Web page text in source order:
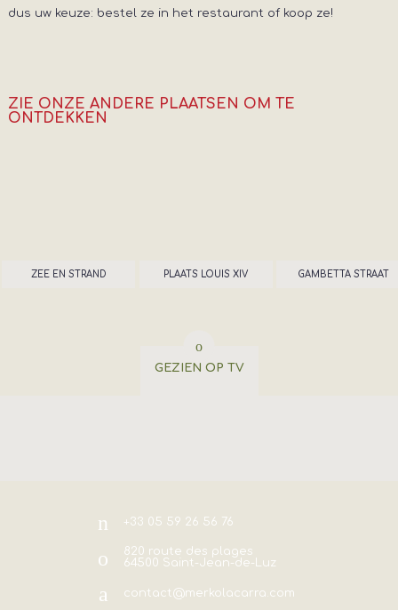
dus uw keuze: bestel ze in het restaurant of koop ze!
ZIE ONZE ANDERE PLAATSEN OM TE
ONTDEKKEN
ZEE EN STRAND PLAATS LOUIS XIV GAMBETTA STRAAT
GEZIEN OP TV
+33 05 59 26 56 76
820 route des plages
64500 Saint-Jean-de-Luz
contact@merkolacarra.com